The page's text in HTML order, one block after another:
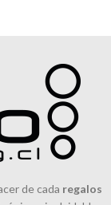
de cada regalos